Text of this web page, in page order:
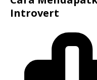
Introvert